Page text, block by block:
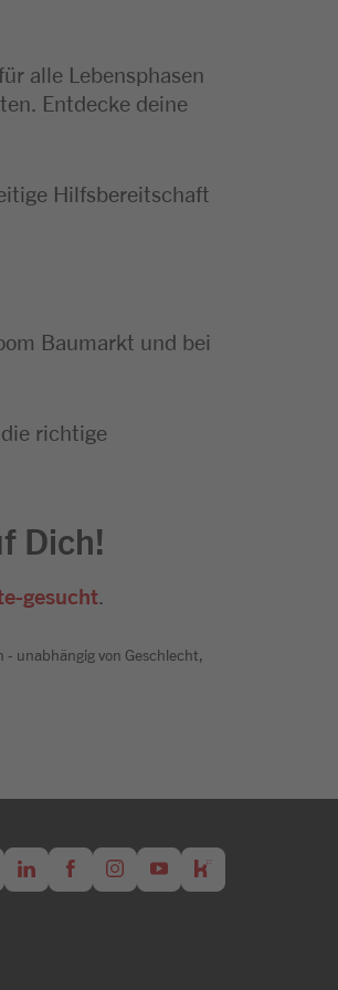
alle Lebensphasen
Entdecke deine
Hilfsbereitschaft
Baumarkt und bei
richtige
Dich!
gesucht
unabhängig von Geschlecht,